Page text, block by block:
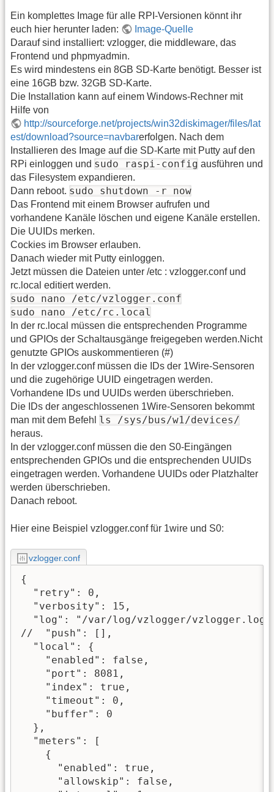
Ein komplettes Image für alle RPI-Versionen könnt ihr
euch hier herunter laden:
Image-Quelle
Darauf sind installiert: vzlogger, die middleware, das
Frontend und phpmyadmin.
Es wird mindestens ein 8GB SD-Karte benötigt. Besser ist
eine 16GB bzw. 32GB SD-Karte.
Die Installation kann auf einem Windows-Rechner mit
Hilfe von
http://sourceforge.net/projects/win32diskimager/files/lat
est/download?source=navbarerfolgen. Nach dem
Installieren des Image auf die SD-Karte mit Putty auf den
RPi einloggen und sudo raspi-config ausführen und
das Filesystem expandieren.
Dann reboot. sudo shutdown -r now
Das Frontend mit einem Browser aufrufen und
vorhandene Kanäle löschen und eigene Kanäle erstellen.
Die UUIDs merken.
Cockies im Browser erlauben.
Danach wieder mit Putty einloggen.
Jetzt müssen die Dateien unter /etc : vzlogger.conf und
rc.local editiert werden.
sudo nano /etc/vzlogger.conf
sudo nano /etc/rc.local
In der rc.local müssen die entsprechenden Programme
und GPIOs der Schaltausgänge freigegeben werden.Nicht
genutzte GPIOs auskommentieren (#)
In der vzlogger.conf müssen die IDs der 1Wire-Sensoren
und die zugehörige UUID eingetragen werden.
Vorhandene IDs und UUIDs werden überschrieben.
Die IDs der angeschlossenen 1Wire-Sensoren bekommt
man mit dem Befehl ls /sys/bus/w1/devices/
heraus.
In der vzlogger.conf müssen die den S0-Eingängen
entsprechenden GPIOs und die entsprechenden UUIDs
eingetragen werden. Vorhandene UUIDs oder Platzhalter
werden überschrieben.
Danach reboot.
Hier eine Beispiel vzlogger.conf für 1wire und S0:
vzlogger.conf
{
  "retry": 0,
  "verbosity": 15,
"log": "/var/log/vzlogger/
//  "push": [],
  "local": {
    "enabled": false,
    "port": 8081,
    "index": true,
    "timeout": 0,
    "buffer": 0
  },
  "meters": [
    {
      "enabled": true,
      "allowskip": false,